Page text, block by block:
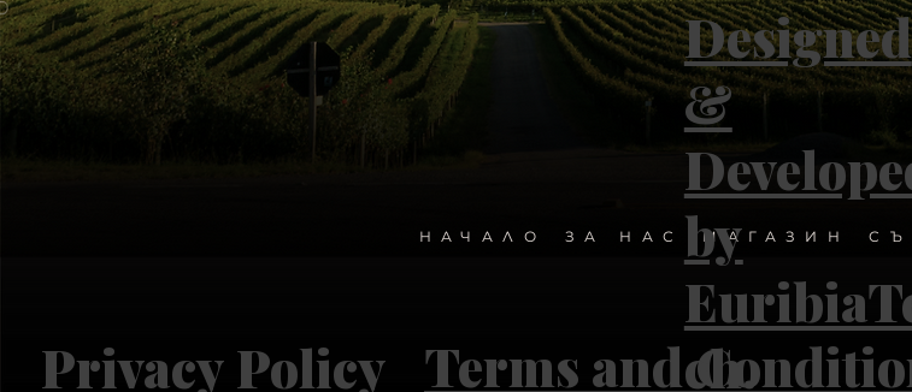
Privacy Policy Terms and
НАЧАЛО ЗА НАС МАГАЗИН
Designed
&
by
ch.